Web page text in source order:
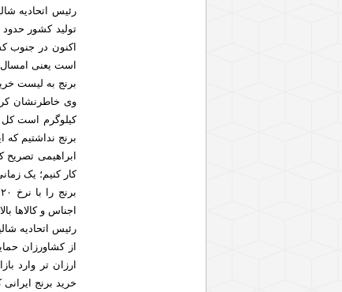
رئیس اتحادیه
است یعنی امسال
برنج به لیست
برنج نداشتیم که این مقدار حدود
ابراهیمی
اجناس و کالاها
از کشاورزان
ارزان تر وارد
خرید برنج